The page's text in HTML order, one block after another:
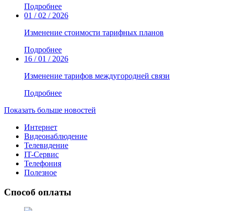
Подробнее
01 / 02 / 2026
Изменение стоимости тарифных планов
Подробнее
16 / 01 / 2026
Изменение тарифов междугородней связи
Подробнее
Показать больше новостей
Интернет
Видеонаблюдение
Телевидение
IT-Сервис
Телефония
Полезное
Способ оплаты